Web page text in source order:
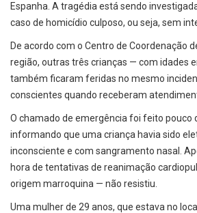
Espanha. A tragédia está sendo
caso de homicídio culposo, ou seja, sem
De acordo com o Centro de Coordenação
região, outras três crianças — com idades
também ficaram feridas no mesmo
conscientes quando receberam
O chamado de emergência foi feito pouco
informando que uma criança havia sido
inconsciente e com sangramento nasal.
hora de tentativas de reanimação
origem marroquina — não resistiu.
Uma mulher de 29 anos, que estava no